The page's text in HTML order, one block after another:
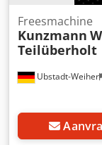
Ubstadt-Weiher
Freesmachine
Kunzmann
Teilüberholt